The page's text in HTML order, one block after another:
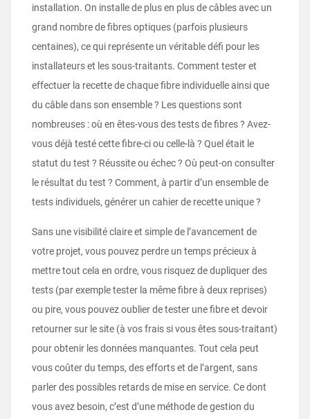
installation. On installe de plus en plus de câbles avec un
grand nombre de fibres optiques (parfois plusieurs
centaines), ce qui représente un véritable défi pour les
installateurs et les sous-traitants. Comment tester et
effectuer la recette de chaque fibre individuelle ainsi que
du câble dans son ensemble ? Les questions sont
nombreuses : où en êtes-vous des tests de fibres ? Avez-
vous déjà testé cette fibre-ci ou celle-là ? Quel était le
statut du test ? Réussite ou échec ? Où peut-on consulter
le résultat du test ? Comment, à partir d’un ensemble de
tests individuels, générer un cahier de recette unique ?
Sans une visibilité claire et simple de l’avancement de
votre projet, vous pouvez perdre un temps précieux à
mettre tout cela en ordre, vous risquez de dupliquer des
tests (par exemple tester la même fibre à deux reprises)
ou pire, vous pouvez oublier de tester une fibre et devoir
retourner sur le site (à vos frais si vous êtes sous-traitant)
pour obtenir les données manquantes. Tout cela peut
vous coûter du temps, des efforts et de l’argent, sans
parler des possibles retards de mise en service. Ce dont
vous avez besoin, c’est d’une méthode de gestion du